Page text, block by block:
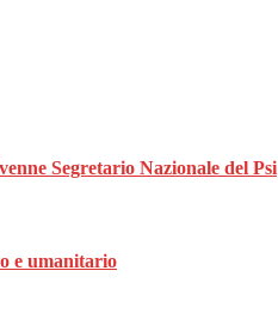
Segretario Nazionale del Psi
e umanitario